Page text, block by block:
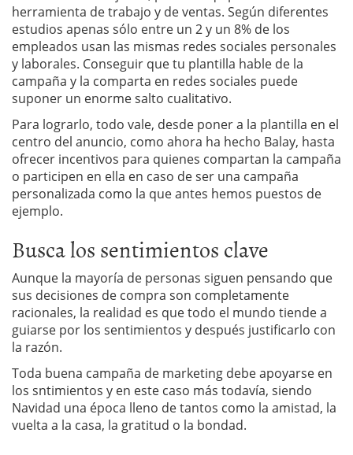
herramienta de trabajo y de ventas. Según diferentes
estudios apenas sólo entre un 2 y un 8% de los
empleados usan las mismas redes sociales personales
y laborales. Conseguir que tu plantilla hable de la
campaña y la comparta en redes sociales puede
suponer un enorme salto cualitativo.
Para lograrlo, todo vale, desde poner a la plantilla en el
centro del anuncio, como ahora ha hecho Balay, hasta
ofrecer incentivos para quienes compartan la campaña
o participen en ella en caso de ser una campaña
personalizada como la que antes hemos puestos de
ejemplo.
Busca los sentimientos clave
Aunque la mayoría de personas siguen pensando que
sus decisiones de compra son completamente
racionales, la realidad es que todo el mundo tiende a
guiarse por los sentimientos y después justificarlo con
la razón.
Toda buena campaña de marketing debe apoyarse en
los sntimientos y en este caso más todavía, siendo
Navidad una época lleno de tantos como la amistad, la
vuelta a la casa, la gratitud o la bondad.